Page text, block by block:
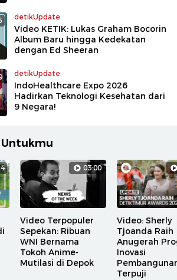
detikUpdate
Video KETIK: Lukas Graham Bocorin
Album Baru hingga Kedekatan
dengan Ed Sheeran
detikUpdate
IndoHealthcare Expo 2026
Hadirkan Teknologi Kesehatan dari
9 Negara!
03:00
Video Terpopuler
Sepekan: Ribuan
WNI Bernama
Tokoh Anime-
Mutilasi di Depok
Video: Sherly
Tjoanda Raih
Anugerah
Inovasi
Terpuji